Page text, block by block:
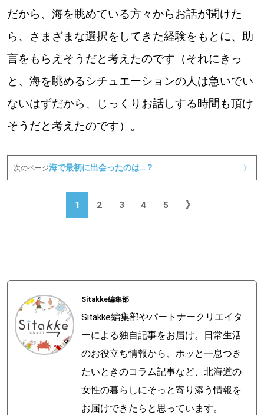
だから、海を眺めている方々からお話が聞けた
ら、さまざまな選択をしてきた経験をもとに、助
言をもらえそうだと考えたのです（それにきっ
と、海を眺めるシチュエーションの人は急いでい
ないはずだから、じっくりお話しする時間も頂け
そうだと考えたのです）。
次のページ海で最初に出会ったのは…？ 》
1 2 3 4 5 》
Sitakke編集部
Sitakke編集部やパートナークリエイタ
ーによる独自記事をお届け。日常生活
のお役立ち情報から、ホッと一息つき
たいときのコラム記事など、北海道の
女性の暮らしにそっと寄り添う情報を
お届けできたらと思っています。